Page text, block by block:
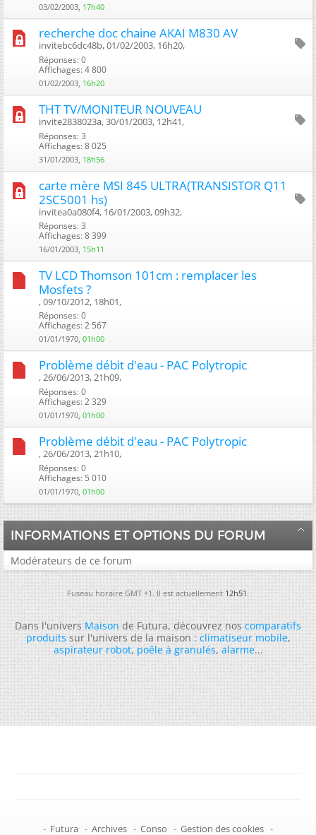
03/02/2003, 17h40
recherche doc chaine AKAI M830 AV
invitebc6dc48b, 01/02/2003, 16h20, ‎
Réponses: 0
Affichages: 4 800
01/02/2003, 16h20
THT TV/MONITEUR NOUVEAU
invite2838023a, 30/01/2003, 12h41, ‎
Réponses: 3
Affichages: 8 025
31/01/2003, 18h56
carte mère MSI 845 ULTRA(TRANSISTOR Q11
2SC5001 hs)
invitea0a080f4, 16/01/2003, 09h32, ‎
Réponses: 3
Affichages: 8 399
16/01/2003, 15h11
TV LCD Thomson 101cm : remplacer les
Mosfets ?
, 09/10/2012, 18h01, ‎
Réponses: 0
Affichages: 2 567
01/01/1970, 01h00
Problème débit d'eau - PAC Polytropic
, 26/06/2013, 21h09, ‎
Réponses: 0
Affichages: 2 329
01/01/1970, 01h00
Problème débit d'eau - PAC Polytropic
, 26/06/2013, 21h10, ‎
Réponses: 0
Affichages: 5 010
01/01/1970, 01h00
INFORMATIONS ET OPTIONS DU FORUM
Modérateurs de ce forum
Fuseau horaire GMT +1. Il est actuellement12h51.
Dans l'universMaisonde Futura, découvrez noscomparatifs
produitssur l'univers de la maison :climatiseur mobile,
aspirateur robot,poêle à granulés,alarme...
- Futura - Archives - Conso - Gestion des cookies -